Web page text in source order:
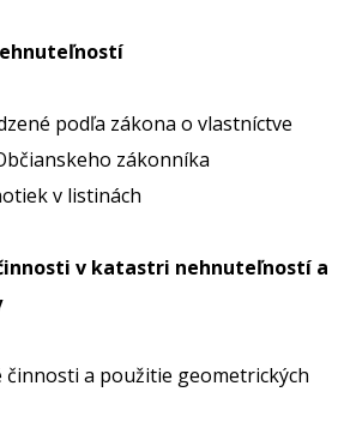
podľa zákona o vlastníctve
zákonníka
v listinách
v katastri nehnuteľností a
činnosti a použitie geometrických